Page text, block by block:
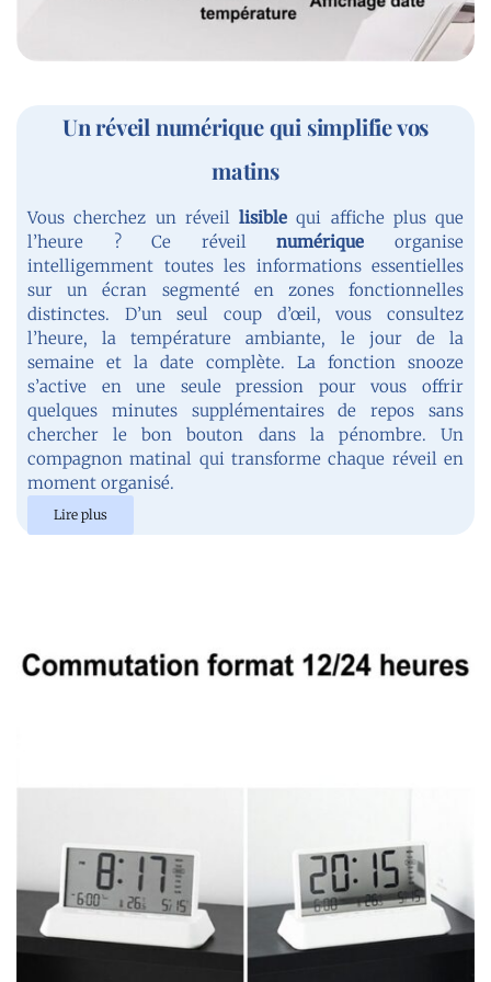
Un réveil numérique qui simplifie vos
matins
Vous cherchez un réveil lisible qui affiche plus que
l’heure ? Ce réveilnumérique organise
intelligemment toutes les informations essentielles
sur un écran segmenté en zones fonctionnelles
distinctes. D’un seul coup d’œil, vous consultez
l’heure, la température ambiante, le jour de la
semaine et la date complète. La fonction snooze
s’active en une seule pression pour vous offrir
quelques minutes supplémentaires de repos sans
chercher le bon bouton dans la pénombre. Un
compagnon matinal qui transforme chaque réveil en
moment organisé.
Lire plus